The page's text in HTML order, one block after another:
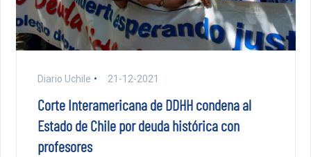
Diario Uchile 21-12-2021
Corte Interamericana de DDHH condena al
Estado de Chile por deuda histórica con
profesores